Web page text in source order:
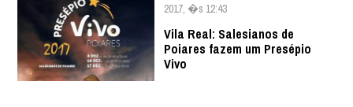
2017, �s 12:43
Vila Real: Salesianos de
Poiares fazem um Presépio
Vivo